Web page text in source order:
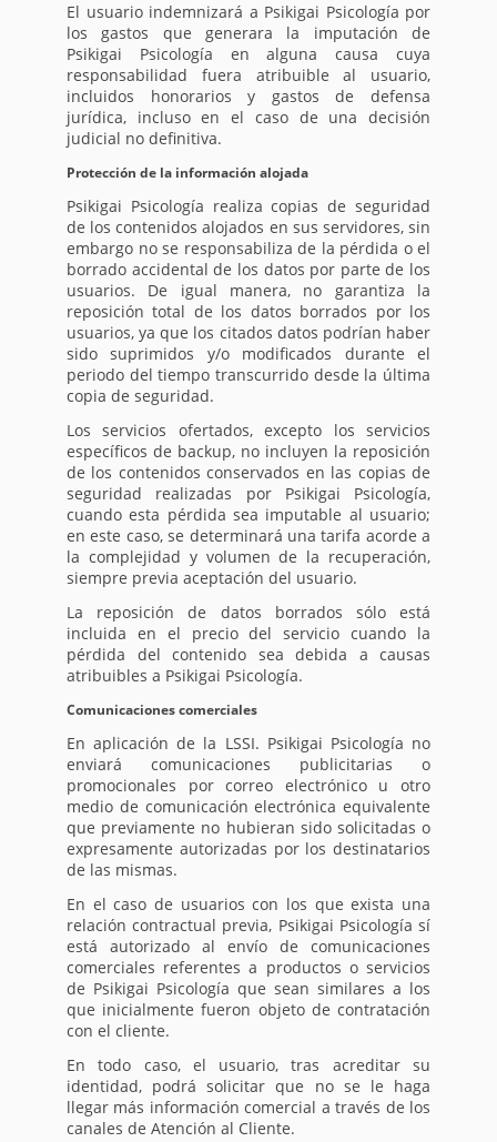
El usuario indemnizará a Psikigai Psicología por
los gastos que generara la imputación de
Psikigai Psicología en alguna causa cuya
responsabilidad fuera atribuible al usuario,
incluidos honorarios y gastos de defensa
jurídica, incluso en el caso de una decisión
judicial no definitiva.
Protección de la información alojada
Psikigai Psicología realiza copias de seguridad
de los contenidos alojados en sus servidores, sin
embargo no se responsabiliza de la pérdida o el
borrado accidental de los datos por parte de los
usuarios. De igual manera, no garantiza la
reposición total de los datos borrados por los
usuarios, ya que los citados datos podrían haber
sido suprimidos y/o modificados durante el
periodo del tiempo transcurrido desde la última
copia de seguridad.
Los servicios ofertados, excepto los servicios
específicos de backup, no incluyen la reposición
de los contenidos conservados en las copias de
seguridad realizadas por Psikigai Psicología,
cuando esta pérdida sea imputable al usuario;
en este caso, se determinará una tarifa acorde a
la complejidad y volumen de la recuperación,
siempre previa aceptación del usuario.
La reposición de datos borrados sólo está
incluida en el precio del servicio cuando la
pérdida del contenido sea debida a causas
atribuibles a Psikigai Psicología.
Comunicaciones comerciales
En aplicación de la LSSI. Psikigai Psicología no
enviará comunicaciones publicitarias o
promocionales por correo electrónico u otro
medio de comunicación electrónica equivalente
que previamente no hubieran sido solicitadas o
expresamente autorizadas por los destinatarios
de las mismas.
En el caso de usuarios con los que exista una
relación contractual previa, Psikigai Psicología sí
está autorizado al envío de comunicaciones
comerciales referentes a productos o servicios
de Psikigai Psicología que sean similares a los
que inicialmente fueron objeto de contratación
con el cliente.
En todo caso, el usuario, tras acreditar su
identidad, podrá solicitar que no se le haga
llegar más información comercial a través de los
canales de Atención al Cliente.